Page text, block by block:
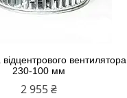
відцентрового вентилятора
230-100 мм
2 955 ₴